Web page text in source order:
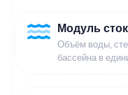
Модуль
Объём воды,
бассейна в